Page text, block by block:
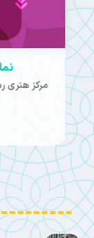
مرکز هنری